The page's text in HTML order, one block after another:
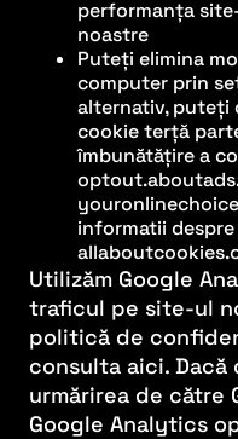
performanța
noastre
Puteți elimina
computer prin
alternativ, puteți
cookie terță
îmbunătățire a
informatii
Utilizăm Google
traficul pe site-ul
politică de
consulta aici.
urmărirea de către
Google Analytics